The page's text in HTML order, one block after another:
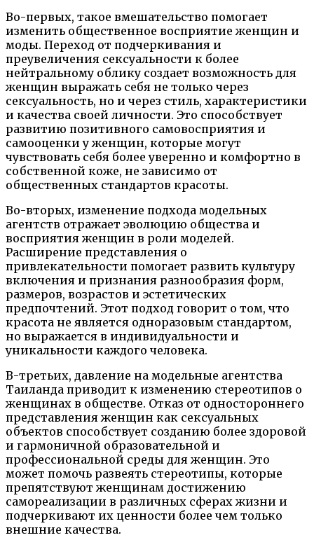
Во-первых, такое вмешательство помогает
изменить общественное восприятие женщин и
моды. Переход от подчеркивания и
преувеличения сексуальности к более
нейтральному облику создает возможность для
женщин выражать себя не только через
сексуальность, но и через стиль, характеристики
и качества своей личности. Это способствует
развитию позитивного самовосприятия и
самооценки у женщин, которые могут
чувствовать себя более уверенно и комфортно в
собственной коже, не зависимо от
общественных стандартов красоты.
Во-вторых, изменение подхода модельных
агентств отражает эволюцию общества и
восприятия женщин в роли моделей.
Расширение представления о
привлекательности помогает развить культуру
включения и признания разнообразия форм,
размеров, возрастов и эстетических
предпочтений. Этот подход говорит о том, что
красота не является одноразовым стандартом,
но выражается в индивидуальности и
уникальности каждого человека.
В-третьих, давление на модельные агентства
Таиланда приводит к изменению стереотипов о
женщинах в обществе. Отказ от одностороннего
представления женщин как сексуальных
объектов способствует созданию более здоровой
и гармоничной образовательной и
профессиональной среды для женщин. Это
может помочь развеять стереотипы, которые
препятствуют женщинам достижению
самореализации в различных сферах жизни и
подчеркивают их ценности более чем только
внешние качества.